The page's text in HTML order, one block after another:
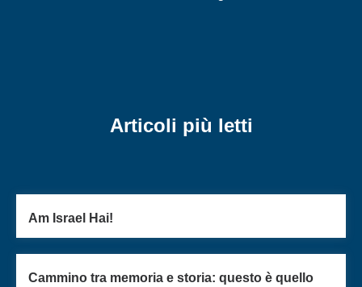
Articoli più letti
Am Israel Hai!
Cammino tra memoria e storia: questo è quello